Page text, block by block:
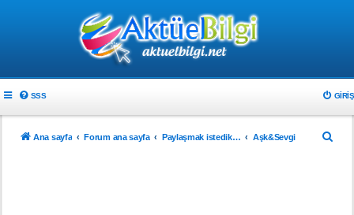
SSS GIRIŞ
Ana sayfa Forum ana sayfa Paylaşmak istedikleriniz Aşk&Sevgi